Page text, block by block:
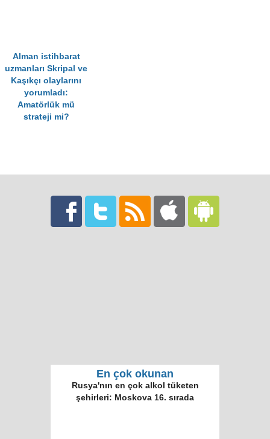
Alman istihbarat
uzmanları Skripal ve
Kaşıkçı olaylarını
yorumladı:
Amatörlük mü
strateji mi?
En çok okunan
Rusya'nın en çok alkol tüketen
şehirleri: Moskova 16. sırada